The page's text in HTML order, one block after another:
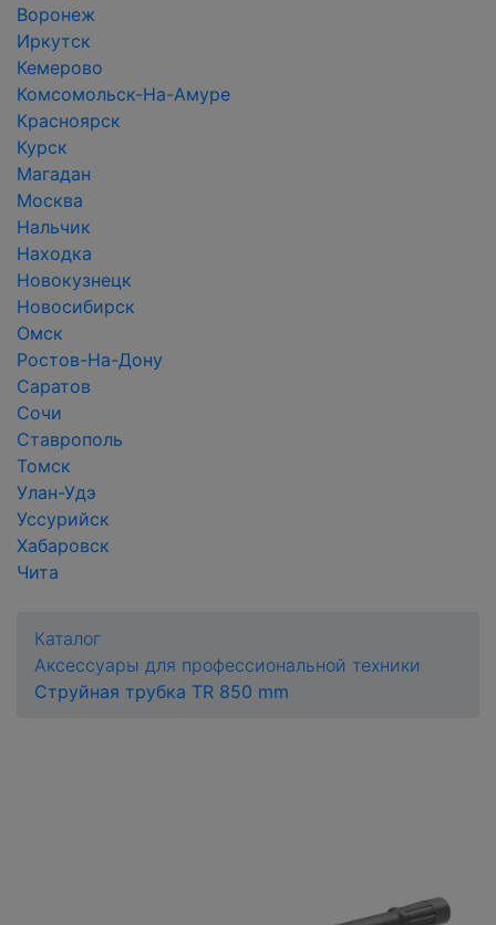
Воронеж
Иркутск
Кемерово
Комсомольск-На-Амуре
Красноярск
Курск
Магадан
Москва
Нальчик
Находка
Новокузнецк
Новосибирск
Омск
Ростов-На-Дону
Саратов
Сочи
Ставрополь
Томск
Улан-Удэ
Уссурийск
Хабаровск
Чита
Каталог
Аксессуары для профессиональной техники
Струйная трубка TR 850 mm